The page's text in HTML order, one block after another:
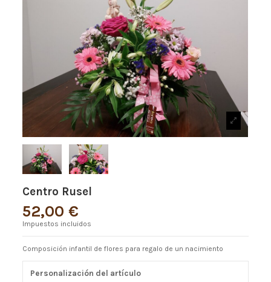
Centro Rusel
52,00 €
Impuestos incluidos
Composición infantil de flores para regalo de un nacimiento
Personalización del artículo